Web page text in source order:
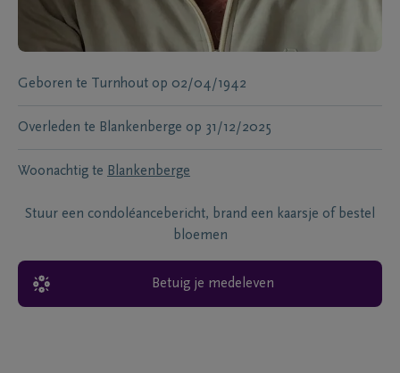
Geboren te Turnhout op 02/04/1942
Overleden te Blankenberge op 31/12/2025
Woonachtig te Blankenberge
Stuur een condoléancebericht, brand een kaarsje of bestel
bloemen
Betuig je medeleven